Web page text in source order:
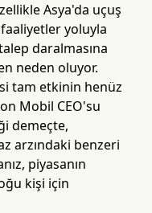
Asya'da uçuş
yoluyla
daralmasına
neden oluyor.
tam etkinin henüz
Mobil CEO'su
demeçte,
arzındaki benzeri
piyasanın
kişi için